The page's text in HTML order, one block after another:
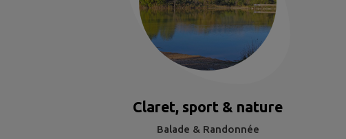
Claret, sport & nature
Balade & Randonnée